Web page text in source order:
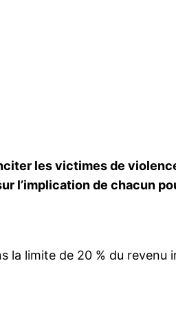
les victimes de
l’implication de chacun
la limite de 20 % du revenu